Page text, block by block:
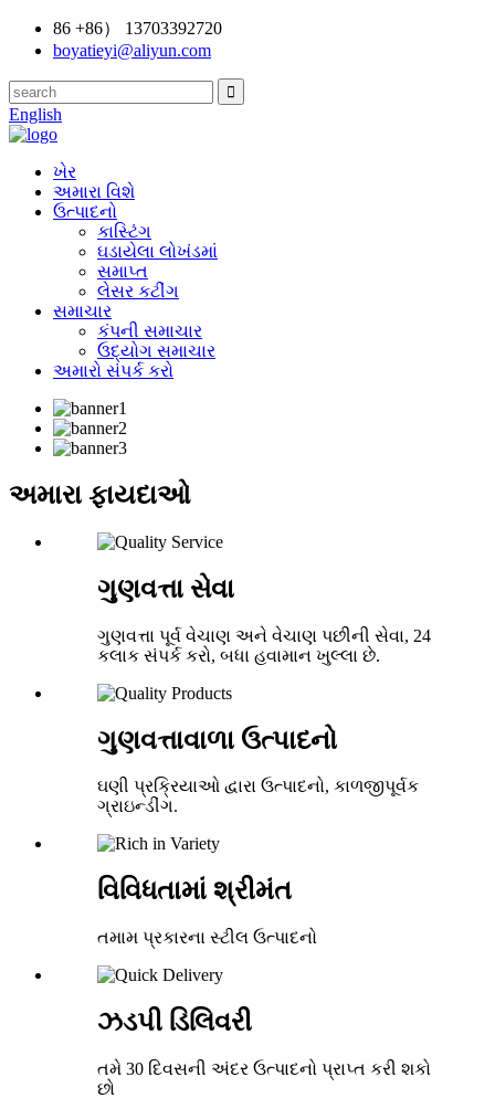
86 +86） 13703392720
boyatieyi@aliyun.com
English
ખેર
અમારા વિશે
ઉત્પાદનો
કાસ્ટિંગ
ઘડાયેલા લોખંડમાં
સમાપ્ત
લેસર કટીંગ
સમાચાર
કંપની સમાચાર
ઉદ્યોગ સમાચાર
અમારો સંપર્ક કરો
અમારા ફાયદાઓ
ગુણવત્તા સેવા
ગુણવત્તા પૂર્વ વેચાણ અને વેચાણ પછીની સેવા, 24
કલાક સંપર્ક કરો, બધા હવામાન ખુલ્લા છે.
ગુણવત્તાવાળા ઉત્પાદનો
ઘણી પ્રક્રિયાઓ દ્વારા ઉત્પાદનો, કાળજીપૂર્વક
ગ્રાઇન્ડીંગ.
વિવિધતામાં શ્રીમંત
તમામ પ્રકારના સ્ટીલ ઉત્પાદનો
ઝડપી ડિલિવરી
તમે 30 દિવસની અંદર ઉત્પાદનો પ્રાપ્ત કરી શકો
છો